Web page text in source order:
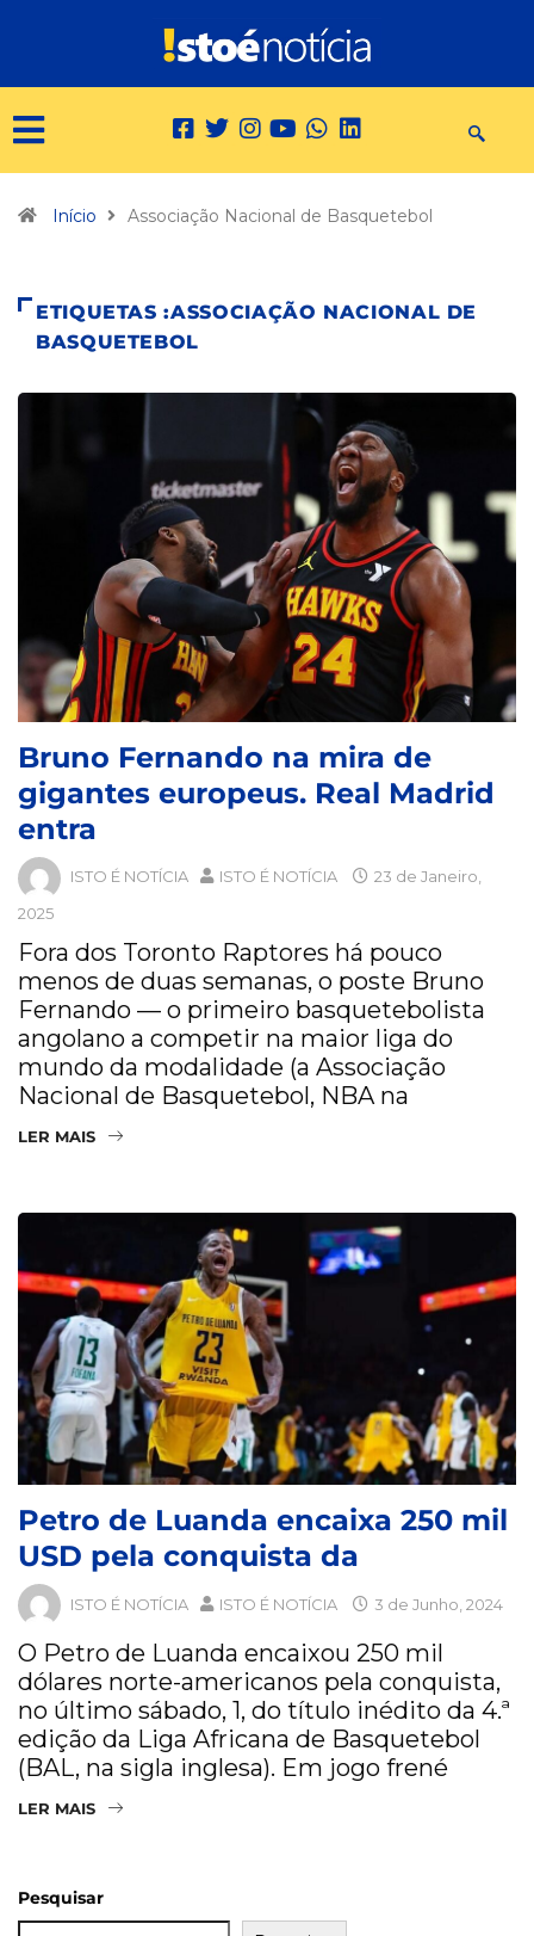
Início Associação Nacional de Basquetebol
ETIQUETAS :ASSOCIAÇÃO NACIONAL DE
BASQUETEBOL
Bruno Fernando na mira de
gigantes europeus. Real Madrid
entra
ISTO É NOTÍCIA ISTO É NOTÍCIA
23 de Janeiro,
2025
Fora dos Toronto Raptores há pouco
menos de duas semanas, o poste Bruno
Fernando — o primeiro basquetebolista
angolano a competir na maior liga do
mundo da modalidade (a Associação
Nacional de Basquetebol, NBA na
LER MAIS
Petro de Luanda encaixa 250 mil
USD pela conquista da
ISTO É NOTÍCIA ISTO É NOTÍCIA 3 de Junho, 2024
O Petro de Luanda encaixou 250 mil
dólares norte-americanos pela conquista,
no último sábado, 1, do título inédito da 4.ª
edição da Liga Africana de Basquetebol
(BAL, na sigla inglesa). Em jogo frené
LER MAIS
Pesquisar